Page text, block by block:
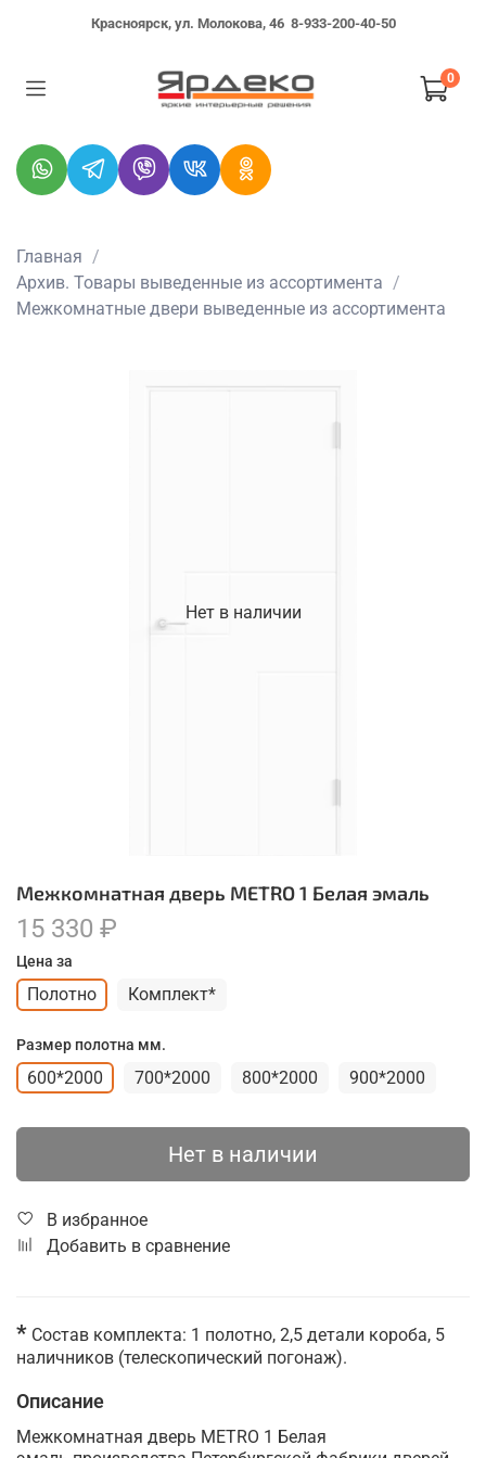
Красноярск, ул. Молокова, 46 8-933-200-40-50
0
Главная
Архив. Товары выведенные из ассортимента
Межкомнатные двери выведенные из ассортимента
Нет в наличии
Межкомнатная дверь METRO 1 Белая эмаль
15 330 ₽
Цена за
Полотно Комплект*
Размер полотна мм.
600*2000 700*2000 800*2000 900*2000
Нет в наличии
В избранное
Добавить в сравнение
* Состав комплекта: 1 полотно, 2,5 детали короба, 5
наличников (телескопический погонаж).
Описание
Межкомнатная дверь METRO 1 Белая